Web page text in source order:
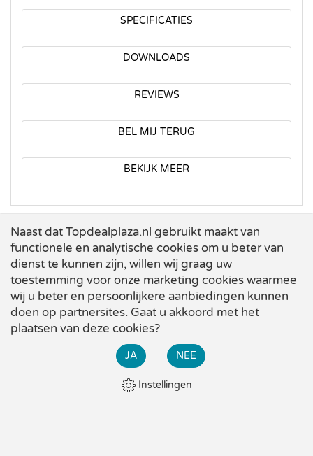
Bekijk alle zomer-acties bij Topdeal. Diverse grote kortingen
op de beste producten!
SPECIFICATIES
DOWNLOADS
REVIEWS
BEL MIJ TERUG
BEKIJK MEER
Onze klanten geven ons gemiddeld een
...en blijf op de hoogte van onze deals!
Naast dat Topdealplaza.nl gebruikt maakt van
functionele en analytische cookies om u beter van
dienst te kunnen zijn, willen wij graag uw
toestemming voor onze marketing cookies waarmee
wij u beter en persoonlijkere aanbiedingen kunnen
doen op partnersites. Gaat u akkoord met het
plaatsen van deze cookies?
JA NEE
Instellingen